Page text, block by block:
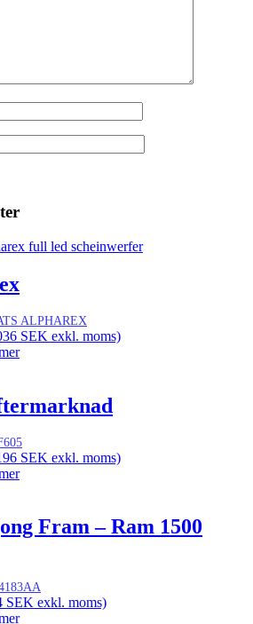
ALPHAREX
SEK exkl. moms)
SEK exkl. moms)
Fram – Ram 1500
SEK exkl. moms)